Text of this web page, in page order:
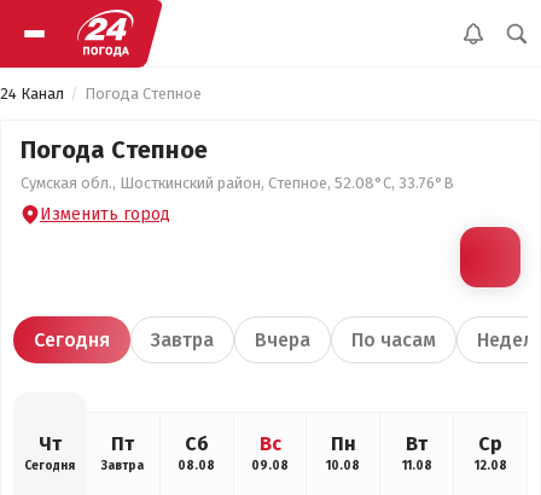
24 Канал Погода Степное
Погода Степное
Сумская обл., Шосткинский район, Степное, 52.08°С, 33.76°В
Изменить город
Сегодня Завтра Вчера По часам
Чт
Сегодня
Пт
Завтра
Сб
08.08
Вс
09.08
Пн
10.08
Вт
11.08
Ср
12.08